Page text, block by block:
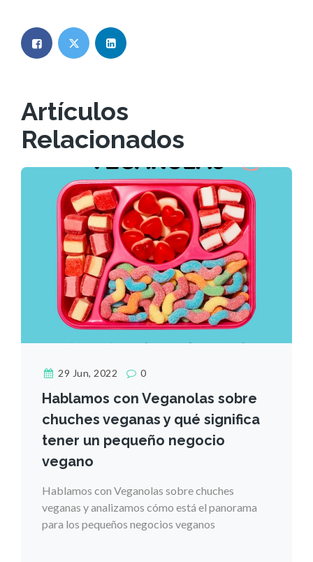
Artículos
Relacionados
29 Jun, 2022 0
Hablamos con Veganolas sobre
chuches veganas y qué significa
tener un pequeño negocio
vegano
Hablamos con Veganolas sobre chuches
veganas y analizamos cómo está el panorama
para los pequeños negocios veganos